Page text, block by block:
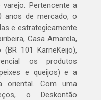
Pertencente a
anos de mercado, o
e estrategicamente
Casa Amarela,
101 KarneKeijo),
os produtos
e queijos) e a
oriental. Com uma
o Deskontão